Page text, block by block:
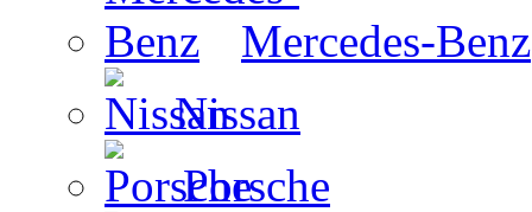
Mercedes-Benz
Nissan
Porsche